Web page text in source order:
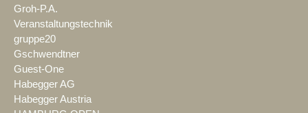
Groh-P.A.
Veranstaltungstechnik
gruppe20
Gschwendtner
Guest-One
Habegger AG
Habegger Austria